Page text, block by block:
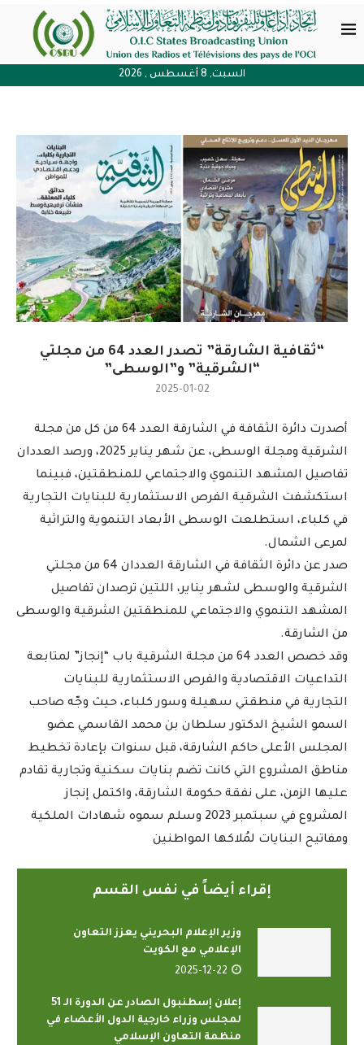
السبت, 8 أغسطس , 2026
“ثقافية الشارقة” تصدر العدد 64 من مجلتي
“الشرقية” و”الوسطى”
2025-01-02
أصدرت دائرة الثقافة في الشارقة العدد 64 من كل من مجلة
الشرقية ومجلة الوسطى، عن شهر يناير 2025، ورصد العددان
تفاصيل المشهد التنموي والاجتماعي للمنطقتين، فبينما
استكشفت الشرقية الفرص الاستثمارية للبنايات التجارية
في كلباء، استطلعت الوسطى الأبعاد التنموية والتراثية
لمرعى الشمال.
صدر عن دائرة الثقافة في الشارقة العددان 64 من مجلتي
الشرقية والوسطى لشهر يناير، اللتين ترصدان تفاصيل
المشهد التنموي والاجتماعي للمنطقتين الشرقية والوسطى
من الشارقة.
وقد خصص العدد 64 من مجلة الشرقية باب “إنجاز” لمتابعة
التداعيات الاقتصادية والفرص الاستثمارية للبنايات
التجارية في منطقتي سهيلة وسور كلباء، حيث وجّه صاحب
السمو الشيخ الدكتور سلطان بن محمد القاسمي عضو
المجلس الأعلى حاكم الشارقة، قبل سنوات بإعادة تخطيط
مناطق المشروع التي كانت تضم بنايات سكنية وتجارية تقادم
عليها الزمن، على نفقة حكومة الشارقة، واكتمل إنجاز
المشروع في سبتمبر 2023 وسلم سموه شهادات الملكية
ومفاتيح البنايات لمُلاكها المواطنين
إقراء أيضاً في نفس القسم
وزير الإعلام البحريني يعزز التعاون
الإعلامي مع الكويت
2025-12-22
إعلان إسطنبول الصادر عن الدورة الـ 51
لمجلس وزراء خارجية الدول الأعضاء في
منظمة التعاون الإسلامي